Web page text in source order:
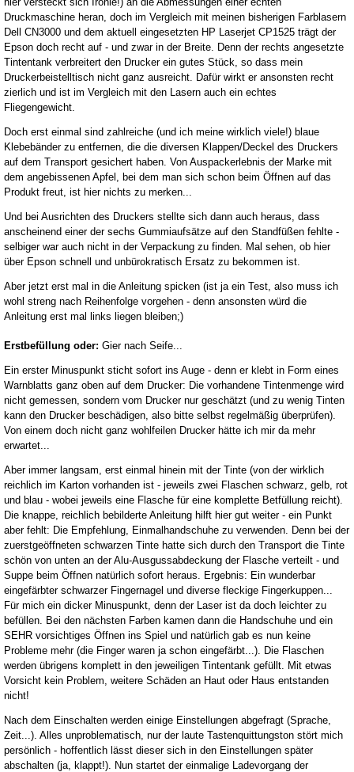
Druckmaschine heran, doch im Vergleich mit meinen bisherigen Farblasern
Dell CN3000 und dem aktuell eingesetzten HP Laserjet CP1525 trägt der
Epson doch recht auf - und zwar in der Breite. Denn der rechts angesetzte
Tintentank verbreitert den Drucker ein gutes Stück, so dass mein
Druckerbeistelltisch nicht ganz ausreicht. Dafür wirkt er ansonsten recht
zierlich und ist im Vergleich mit den Lasern auch ein echtes
Fliegengewicht.
Doch erst einmal sind zahlreiche (und ich meine wirklich viele!) blaue
Klebebänder zu entfernen, die die diversen Klappen/Deckel des Druckers
auf dem Transport gesichert haben. Von Auspackerlebnis der Marke mit
dem angebissenen Apfel, bei dem man sich schon beim Öffnen auf das
Produkt freut, ist hier nichts zu merken...
Und bei Ausrichten des Druckers stellte sich dann auch heraus, dass
anscheinend einer der sechs Gummiaufsätze auf den Standfüßen fehlte -
selbiger war auch nicht in der Verpackung zu finden. Mal sehen, ob hier
über Epson schnell und unbürokratisch Ersatz zu bekommen ist.
Aber jetzt erst mal in die Anleitung spicken (ist ja ein Test, also muss ich
wohl streng nach Reihenfolge vorgehen - denn ansonsten würd die
Anleitung erst mal links liegen bleiben;)
Erstbefüllung oder: Gier nach Seife...
Ein erster Minuspunkt sticht sofort ins Auge - denn er klebt in Form eines
Warnblatts ganz oben auf dem Drucker: Die vorhandene Tintenmenge wird
nicht gemessen, sondern vom Drucker nur geschätzt (und zu wenig Tinten
kann den Drucker beschädigen, also bitte selbst regelmäßig überprüfen).
Von einem doch nicht ganz wohlfeilen Drucker hätte ich mir da mehr
erwartet...
Aber immer langsam, erst einmal hinein mit der Tinte (von der wirklich
reichlich im Karton vorhanden ist - jeweils zwei Flaschen schwarz, gelb, rot
und blau - wobei jeweils eine Flasche für eine komplette Betfüllung reicht).
Die knappe, reichlich bebilderte Anleitung hilft hier gut weiter - ein Punkt
aber fehlt: Die Empfehlung, Einmalhandschuhe zu verwenden. Denn bei der
zuerstgeöffneten schwarzen Tinte hatte sich durch den Transport die Tinte
schön von unten an der Alu-Ausgussabdeckung der Flasche verteilt - und
Suppe beim Öffnen natürlich sofort heraus. Ergebnis: Ein wunderbar
eingefärbter schwarzer Fingernagel und diverse fleckige Fingerkuppen...
Für mich ein dicker Minuspunkt, denn der Laser ist da doch leichter zu
befüllen. Bei den nächsten Farben kamen dann die Handschuhe und ein
SEHR vorsichtiges Öffnen ins Spiel und natürlich gab es nun keine
Probleme mehr (die Finger waren ja schon eingefärbt...). Die Flaschen
werden übrigens komplett in den jeweiligen Tintentank gefüllt. Mit etwas
Vorsicht kein Problem, weitere Schäden an Haut oder Haus entstanden
nicht!
Nach dem Einschalten werden einige Einstellungen abgefragt (Sprache,
Zeit...). Alles unproblematisch, nur der laute Tastenquittungston stört mich
persönlich - hoffentlich lässt dieser sich in den Einstellungen später
abschalten (ja, klappt!). Nun startet der einmalige Ladevorgang der